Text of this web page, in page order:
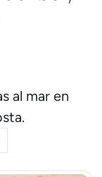
al mar en